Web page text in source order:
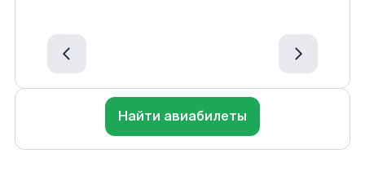
Найти авиабилеты